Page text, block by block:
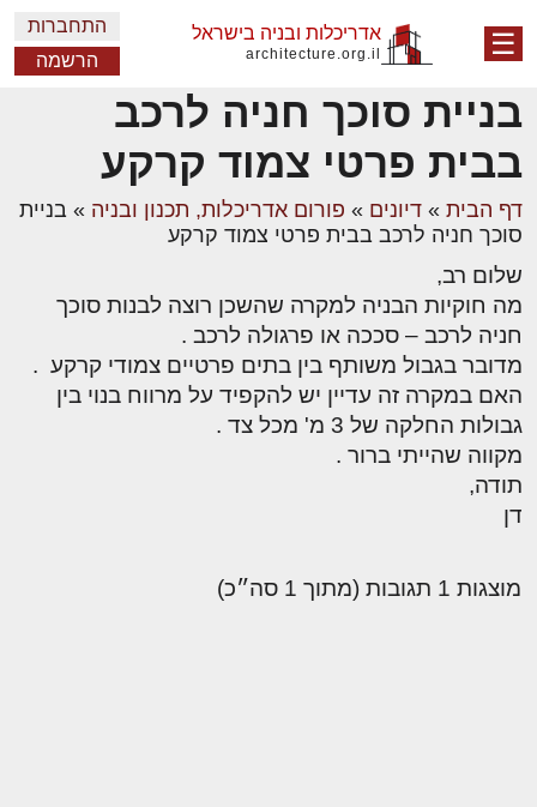
☰ אדריכלות ובניה בישראל
architecture.org.il
התחברות
הרשמה
בניית סוכך חניה לרכב
בבית פרטי צמוד קרקע
דף הבית » דיונים » פורום אדריכלות, תכנון ובניה » בניית
סוכך חניה לרכב בבית פרטי צמוד קרקע
שלום רב,
מה חוקיות הבניה למקרה שהשכן רוצה לבנות סוכך
חניה לרכב – סככה או פרגולה לרכב .
מדובר בגבול משותף בין בתים פרטיים צמודי קרקע .
האם במקרה זה עדיין יש להקפיד על מרווח בנוי בין
גבולות החלקה של 3 מ' מכל צד .
מקווה שהייתי ברור .
תודה,
דן
מוצגות 1 תגובות (מתוך 1 סה״כ)